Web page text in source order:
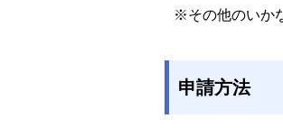
※その他のいか
申請方法